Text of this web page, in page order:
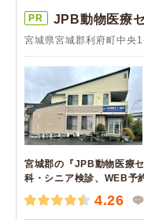
PR JPB動物医療
宮城県宮城郡利府町中央
宮城郡の『JPB動物医療
科・シニア検診、WEB予
4.26